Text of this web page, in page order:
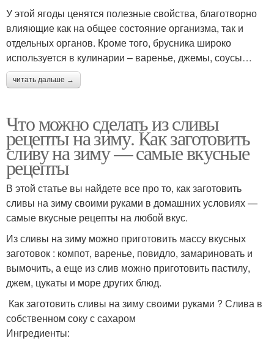
У этой ягоды ценятся полезные свойства, благотворно
влияющие как на общее состояние организма, так и
отдельных органов. Кроме того, брусника широко
используется в кулинарии – варенье, джемы, соусы…
читать дальше →
Что можно сделать из сливы
рецепты на зиму. Как заготовить
сливу на зиму — самые вкусные
рецепты
В этой статье вы найдете все про то, как заготовить
сливы на зиму своими руками в домашних условиях —
самые вкусные рецепты на любой вкус.
Из сливы на зиму можно приготовить массу вкусных
заготовок : компот, варенье, повидло, замариновать и
вымочить, а еще из слив можно приготовить пастилу,
джем, цукаты и море других блюд.
Как заготовить сливы на зиму своими руками ? Слива в
собственном соку с сахаром
Ингредиенты: